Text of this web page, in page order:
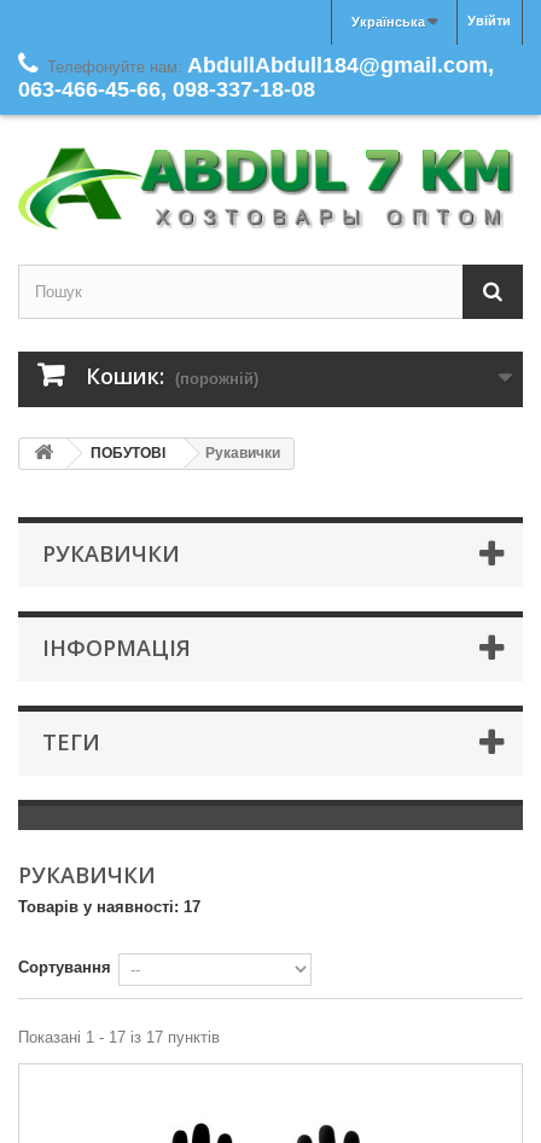
Увійти
Українська
Телефонуйте нам: AbdullAbdull184@gmail.com,
063-466-45-66, 098-337-18-08
Кошик: (порожній)
ПОБУТОВІ Рукавички
РУКАВИЧКИ
IНФОРМАЦIЯ
ТЕГИ
РУКАВИЧКИ
Товарів у наявності: 17
Сортування
Показані 1 - 17 із 17 пунктів